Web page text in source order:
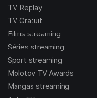
TV Replay
TV Gratuit
Films streaming
Séries streaming
Sport streaming
Molotov TV Awards
Mangas streaming